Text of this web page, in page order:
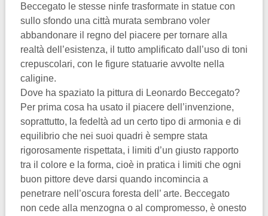
Beccegato le stesse ninfe trasformate in statue con
sullo sfondo una città murata sembrano voler
abbandonare il regno del piacere per tornare alla
realtà dell’esistenza, il tutto amplificato dall’uso di toni
crepuscolari, con le figure statuarie avvolte nella
caligine.
Dove ha spaziato la pittura di Leonardo Beccegato?
Per prima cosa ha usato il piacere dell’invenzione,
soprattutto, la fedeltà ad un certo tipo di armonia e di
equilibrio che nei suoi quadri è sempre stata
rigorosamente rispettata, i limiti d’un giusto rapporto
tra il colore e la forma, cioè in pratica i limiti che ogni
buon pittore deve darsi quando incomincia a
penetrare nell’oscura foresta dell’ arte. Beccegato
non cede alla menzogna o al compromesso, è onesto